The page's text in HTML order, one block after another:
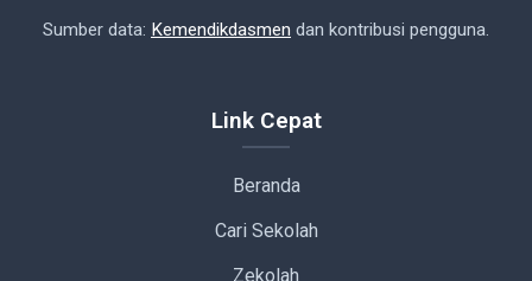
Sumber data: Kemendikdasmen dan kontribusi pengguna.
Link Cepat
Beranda
Cari Sekolah
Zekolah